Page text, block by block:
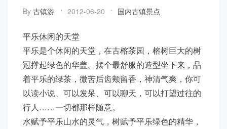
By 古镇游 2012-06-20 国内古镇景点
平乐休闲的天堂
平乐是个休闲的天堂，在古榕茶园，榕树巨大的树
冠撑起绿色的华盖。摆个最舒服的造型坐下来，品
着平乐的绿茶，微苦后齿颊留香，神清气爽，你可
以读小说、可以发呆、可以聊天，可以打望过往的
行人……一切都那样随意。
水赋予平乐山水的灵气，树赋予平乐绿色的精华，